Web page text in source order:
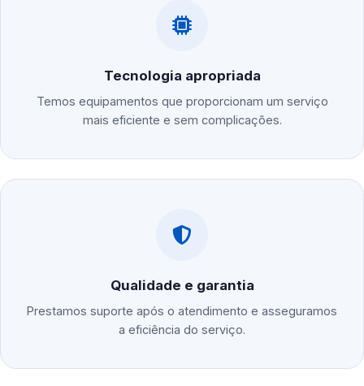
Tecnologia apropriada
Temos equipamentos que proporcionam um serviço
mais eficiente e sem complicações.
Qualidade e garantia
Prestamos suporte após o atendimento e asseguramos
a eficiência do serviço.